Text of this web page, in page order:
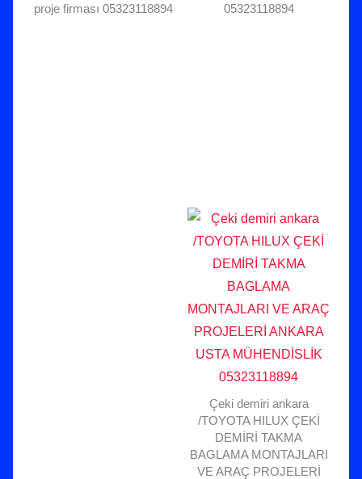
proje firması 05323118894
05323118894
Çeki demiri ankara
/TOYOTA HILUX ÇEKİ
DEMİRİ TAKMA
BAGLAMA MONTAJLARI
VE ARAÇ PROJELERİ